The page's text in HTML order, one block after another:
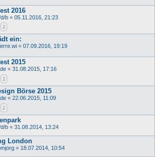
2016
b « 05.11.2016, 21:23
2
ein:
« 07.09.2016, 19:19
2015
« 31.08.2015, 17:16
2
Börse 2015
« 22.06.2015, 11:09
2
b « 31.08.2014, 13:24
London
« 18.07.2014, 10:54